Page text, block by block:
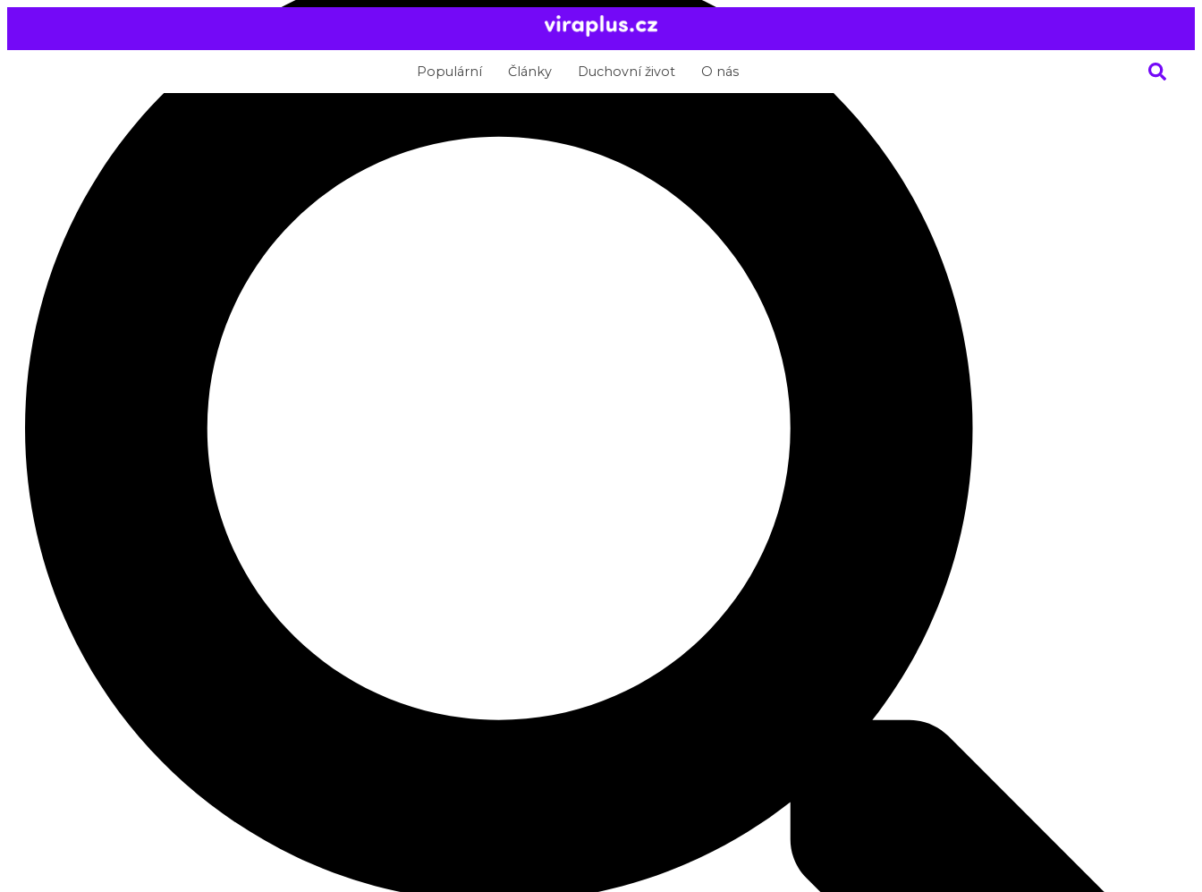
Populární Články Duchovní život O nás
Courtroom
31/07/2016
Zveřejnil(a)
SOUVISEJÍCÍ ČLÁNKY
Jak se modlit? Jednoduchý
průvodce modlitbou
07/08/2026
Jak mohu poznat, že Kniha
Mormonova je pravdivá?
03/08/2026
DALŠÍ TÉMATA
Články
Duchovní život
Rodina a vztahy
Křesťanské vlastnosti
Církev Ježíše Krista
Příběhy věřících